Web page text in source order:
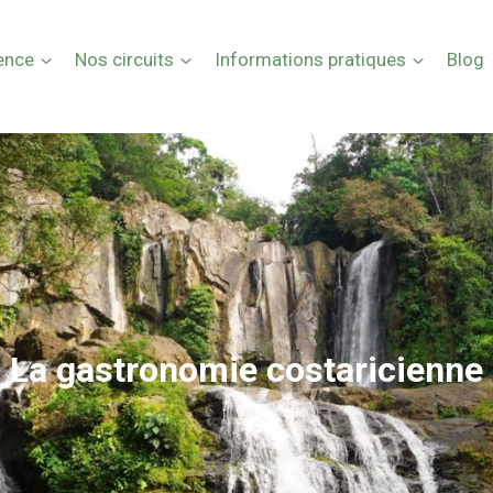
Nos circuits Informations pratiques Blog
La gastronomie costaricienne